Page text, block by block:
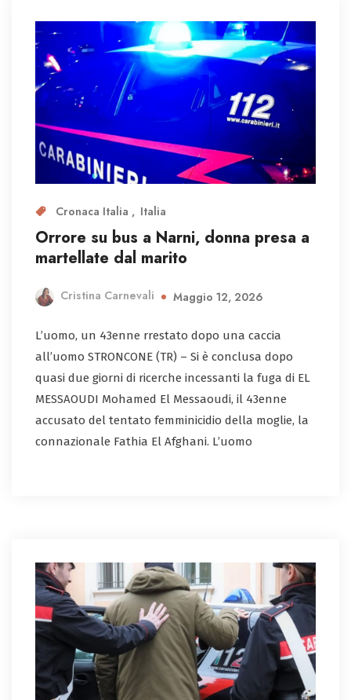
Cronaca Italia Italia
Orrore su bus a Narni, donna presa a
martellate dal marito
Cristina Carnevali Maggio 12, 2026
L’uomo, un 43enne rrestato dopo una caccia
all’uomo STRONCONE (TR) – Si è conclusa dopo
quasi due giorni di ricerche incessanti la fuga di EL
MESSAOUDI Mohamed El Messaoudi, il 43enne
accusato del tentato femminicidio della moglie, la
connazionale Fathia El Afghani. L’uomo